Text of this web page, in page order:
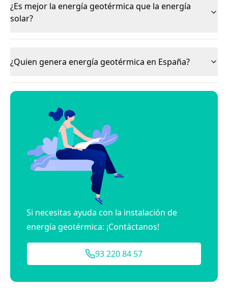
¿Es mejor la energía geotérmica que la energía
solar?
¿Quien genera energía geotérmica en España?
Si necesitas ayuda con la instalación de
energía geotérmica: ¡Contáctanos!
93 220 84 57